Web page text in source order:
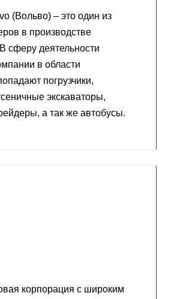
(Вольво) – это один из
в производстве
сферу деятельности
в области
погрузчики,
экскаваторы,
а так же автобусы.
корпорация с широким